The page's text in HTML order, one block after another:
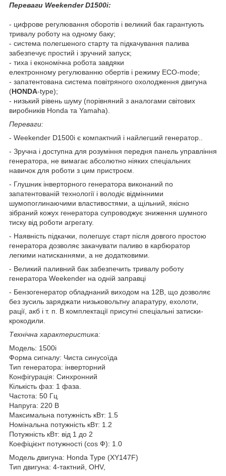
Переваги Weekender D1500i:
- цифрове регулювання оборотів і великий бак гарантують
тривалу роботу на одному баку;
- система полегшеного старту та підкачування палива
забезпечує простий і зручний запуск;
- тиха і економічна робота завдяки
електронному регулюванню обертів і режиму ECO-mode;
- запатентована система повітряного охолодження двигуна
(HONDA-type);
- низький рівень шуму (порівняний з аналогами світових
виробників Honda та Yamaha).
Переваги:
- Weekender D1500i є компактний і найлегший генератор..
- Зручна і доступна для розуміння передня панель управління
генератора, не вимагає абсолютно ніяких спеціальних
навичок для роботи з цим пристроєм.
- Глушник інверторного генератора виконаний по
запатентованій технології і володіє відмінними
шумопоглинаючими властивостями, а щільний, якісно
зібраний кожух генератора супроводжує зниження шумного
тиску від роботи агрегату.
- Наявність підкачки, полегшує старт після довгого простою
генератора дозволяє закачувати паливо в карбюратор
легкими натисканнями, а не додатковими.
- Великий паливний бак забезпечить тривалу роботу
генератора Weekender на одній заправці
- Бензогенератор обладнаний виходом на 12В, що дозволяє
без зусиль заряджати низьковольтну апаратуру, ехолоти,
рації, акб і т. п. В комплектації присутні спеціальні затиски-
крокодили.
Технічна характеристика:
Модель: 1500i
Форма сигналу: Чиста синусоїда
Тип генератора: інверторний
Конфігурація: Синхронний
Кількість фаз: 1 фаза.
Частота: 50 Гц
Напруга: 220 В
Максимальна потужність кВт: 1.5
Номінальна потужність кВт: 1.2
Потужність кВт: від 1 до 2
Коефіцієнт потужності (cos Ф): 1.0
Модель двигуна: Honda Type (XY147F)
Тип двигуна: 4-тактний, OHV,